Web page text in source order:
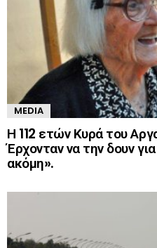
MEDIA
Η 112 ετών Κυρά του
Έρχονταν να την δουν
ακόμη».